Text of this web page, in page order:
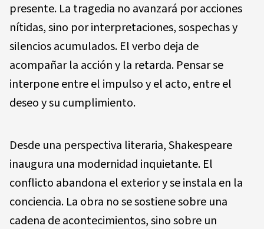
presente. La tragedia no avanzará por acciones
nítidas, sino por interpretaciones, sospechas y
silencios acumulados. El verbo deja de
acompañar la acción y la retarda. Pensar se
interpone entre el impulso y el acto, entre el
deseo y su cumplimiento.
Desde una perspectiva literaria, Shakespeare
inaugura una modernidad inquietante. El
conflicto abandona el exterior y se instala en la
conciencia. La obra no se sostiene sobre una
cadena de acontecimientos, sino sobre un